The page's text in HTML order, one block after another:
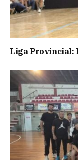
Liga Provincial: